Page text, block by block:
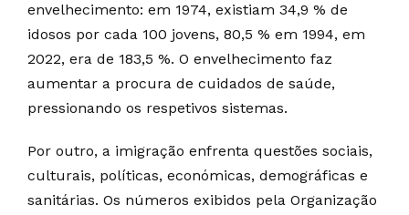
envelhecimento: em 1974, existiam 34,9 % de
idosos por cada 100 jovens, 80,5 % em 1994, em
2022, era de 183,5 %. O envelhecimento faz
aumentar a procura de cuidados de saúde,
pressionando os respetivos sistemas.
Por outro, a imigração enfrenta questões sociais,
culturais, políticas, económicas, demográficas e
sanitárias. Os números exibidos pela Organização